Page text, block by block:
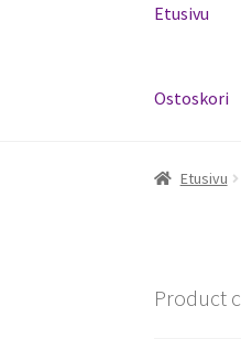
Etusivu
Ostoskori
EtusivuEtusivu
Product